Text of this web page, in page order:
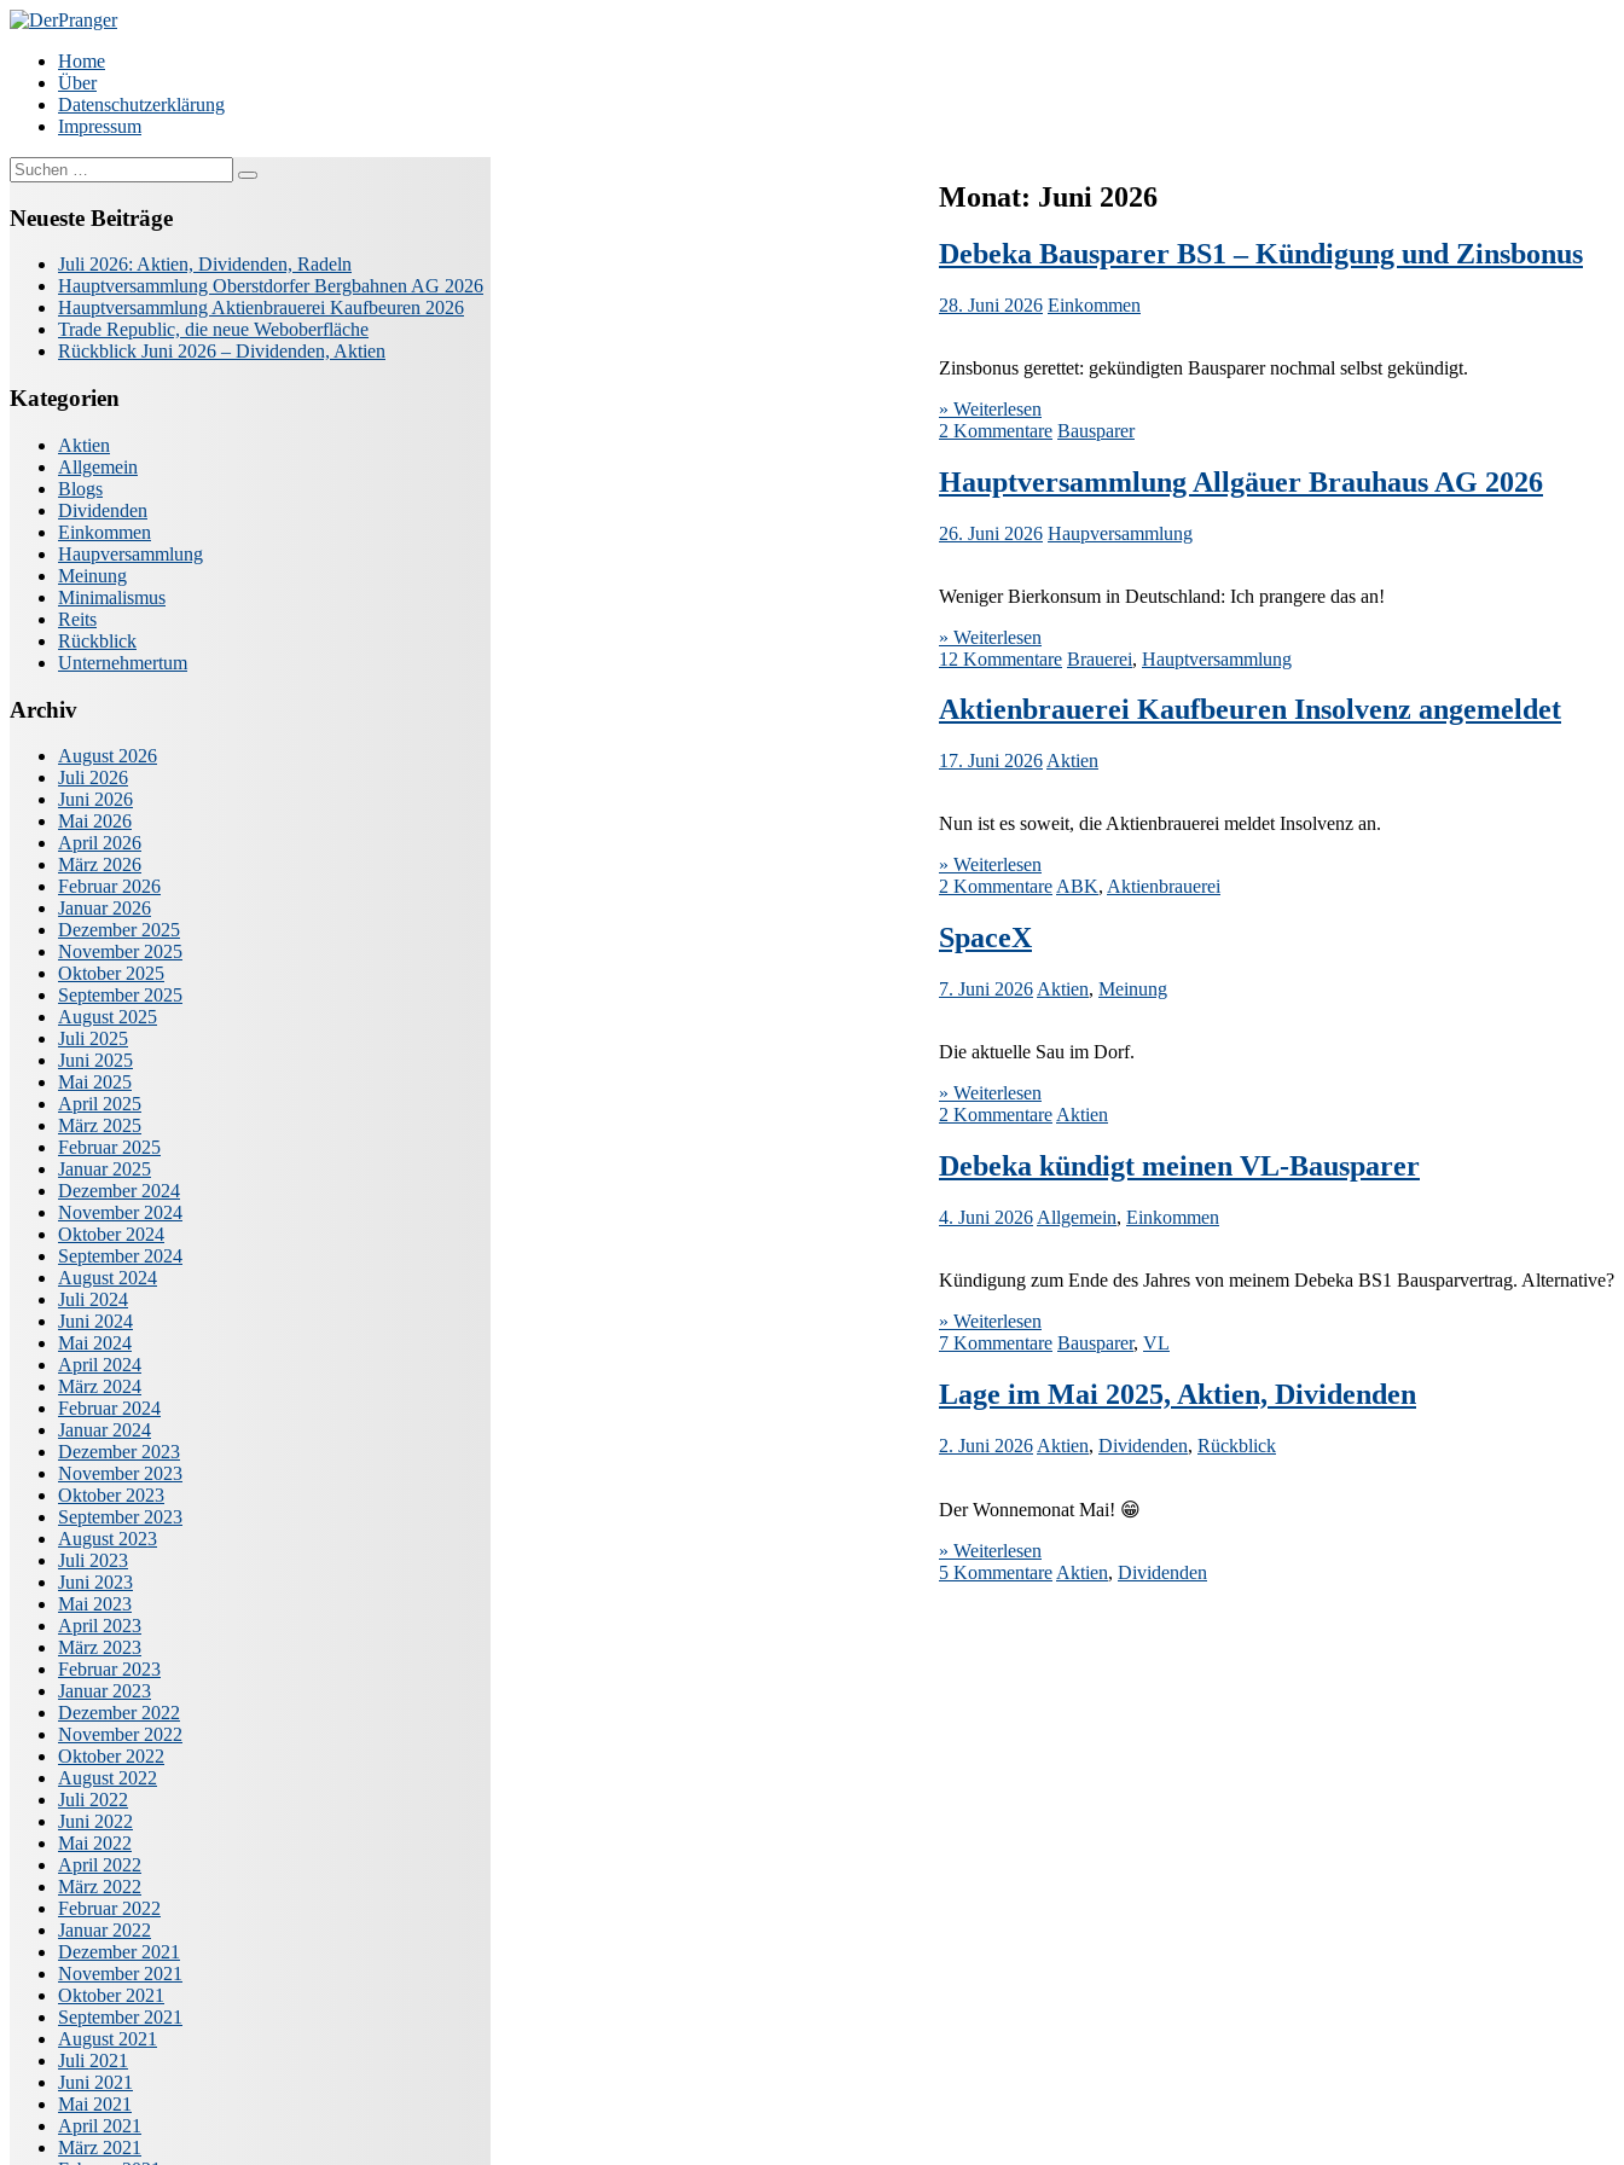
Zum
springen
DerPranger
Finanzen, Freiheit, Prangerei
Home
Über
Datenschutzerklärung
Impressum
Monat: Juni 2026
Debeka Bausparer BS1 – Kündigung und Zinsbonus
28. Juni 2026 Einkommen
Zinsbonus gerettet: gekündigten Bausparer nochmal selbst gekündigt.
» Weiterlesen
2 Kommentare Bausparer
Hauptversammlung Allgäuer Brauhaus AG 2026
26. Juni 2026 Haupversammlung
Weniger Bierkonsum in Deutschland: Ich prangere das an!
» Weiterlesen
12 Kommentare Brauerei, Hauptversammlung
Aktienbrauerei Kaufbeuren Insolvenz angemeldet
17. Juni 2026 Aktien
Nun ist es soweit, die Aktienbrauerei meldet Insolvenz an.
» Weiterlesen
2 Kommentare ABK, Aktienbrauerei
SpaceX
7. Juni 2026 Aktien, Meinung
Die aktuelle Sau im Dorf.
» Weiterlesen
2 Kommentare Aktien
Debeka kündigt meinen VL-Bausparer
4. Juni 2026 Allgemein, Einkommen
Kündigung zum Ende des Jahres von meinem Debeka BS1 Bausparvertrag. Alternative?
» Weiterlesen
7 Kommentare Bausparer, VL
Lage im Mai 2025, Aktien, Dividenden
2. Juni 2026 Aktien, Dividenden, Rückblick
Der Wonnemonat Mai! 😁
» Weiterlesen
5 Kommentare Aktien, Dividenden
Suche
nach:
Neueste Beiträge
Juli 2026: Aktien, Dividenden, Radeln
Hauptversammlung Oberstdorfer Bergbahnen AG 2026
Hauptversammlung Aktienbrauerei Kaufbeuren 2026
Trade Republic, die neue Weboberfläche
Rückblick Juni 2026 – Dividenden, Aktien
Kategorien
Aktien
Allgemein
Blogs
Dividenden
Einkommen
Haupversammlung
Meinung
Minimalismus
Reits
Rückblick
Unternehmertum
Archiv
August 2026
Juli 2026
Juni 2026
Mai 2026
April 2026
März 2026
Februar 2026
Januar 2026
Dezember 2025
November 2025
Oktober 2025
September 2025
August 2025
Juli 2025
Juni 2025
Mai 2025
April 2025
März 2025
Februar 2025
Januar 2025
Dezember 2024
November 2024
Oktober 2024
September 2024
August 2024
Juli 2024
Juni 2024
Mai 2024
April 2024
März 2024
Februar 2024
Januar 2024
Dezember 2023
November 2023
Oktober 2023
September 2023
August 2023
Juli 2023
Juni 2023
Mai 2023
April 2023
März 2023
Februar 2023
Januar 2023
Dezember 2022
November 2022
Oktober 2022
August 2022
Juli 2022
Juni 2022
Mai 2022
April 2022
März 2022
Februar 2022
Januar 2022
Dezember 2021
November 2021
Oktober 2021
September 2021
August 2021
Juli 2021
Juni 2021
Mai 2021
April 2021
März 2021